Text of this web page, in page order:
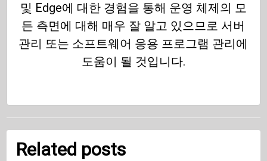
및 Edge에 대한 경험을 통해 운영 체제의 모
든 측면에 대해 매우 잘 알고 있으므로 서버
관리 또는 소프트웨어 응용 프로그램 관리에
도움이 될 것입니다.
Related posts